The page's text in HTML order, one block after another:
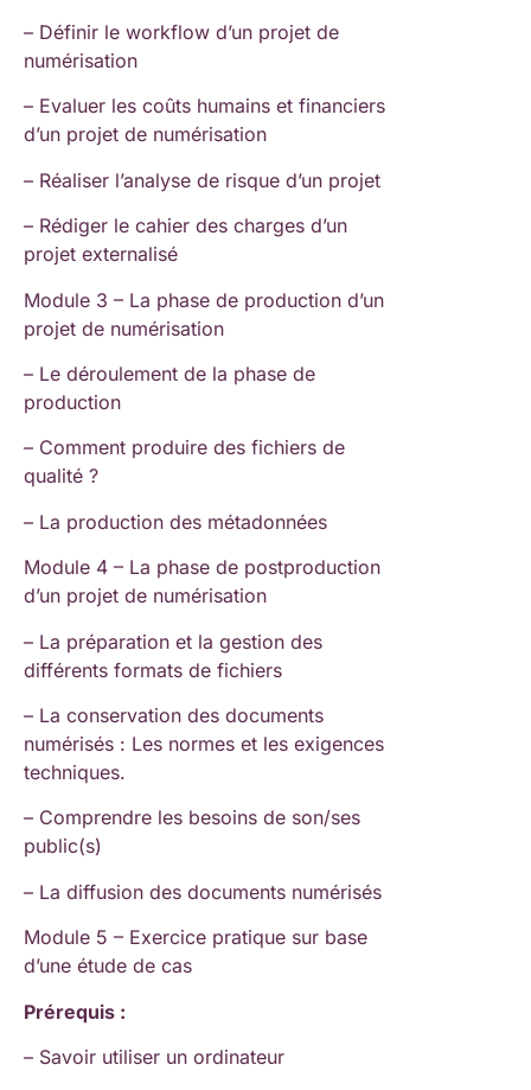
– Définir le workflow d’un projet de
numérisation
– Evaluer les coûts humains et financiers
d’un projet de numérisation
– Réaliser l’analyse de risque d’un projet
– Rédiger le cahier des charges d’un
projet externalisé
Module 3 – La phase de production d’un
projet de numérisation
– Le déroulement de la phase de
production
– Comment produire des fichiers de
qualité ?
– La production des métadonnées
Module 4 – La phase de postproduction
d’un projet de numérisation
– La préparation et la gestion des
différents formats de fichiers
– La conservation des documents
numérisés : Les normes et les exigences
techniques.
– Comprendre les besoins de son/ses
public(s)
– La diffusion des documents numérisés
Module 5 – Exercice pratique sur base
d’une étude de cas
Prérequis :
– Savoir utiliser un ordinateur